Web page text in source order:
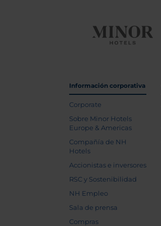
Información corporativa
Corporate
Sobre Minor Hotels
Europe & Americas
Compañía de NH
Hotels
Accionistas e inversores
RSC y Sostenibilidad
NH Empleo
Sala de prensa
Compras